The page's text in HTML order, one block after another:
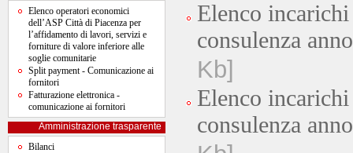
Elenco operatori economici
dell’ASP Città di Piacenza per
l’affidamento di lavori, servizi e
forniture di valore inferiore alle
soglie comunitarie
Split payment - Comunicazione ai
fornitori
Fatturazione elettronica -
comunicazione ai fornitori
Amministrazione trasparente
Bilanci
Elenco
consulenza
Kb]
Elenco
consulenza